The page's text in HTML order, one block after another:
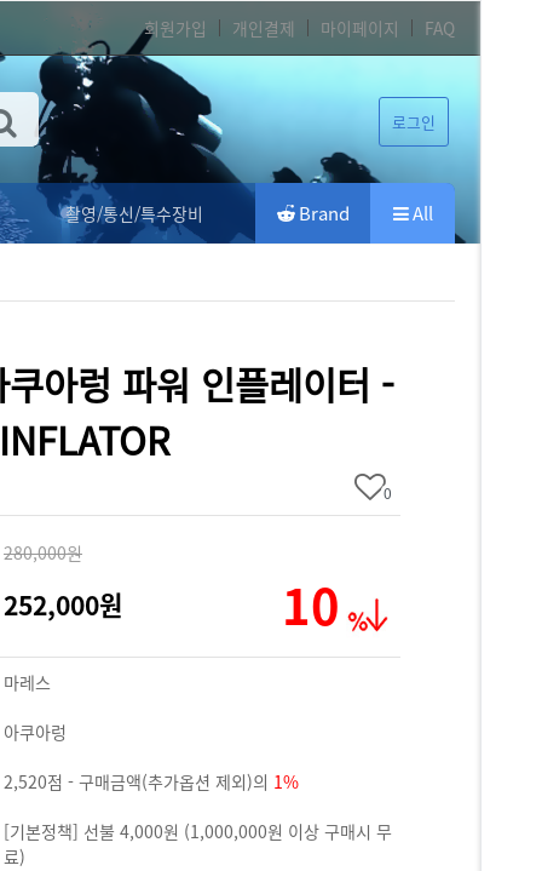
회원가입 개인결제 마이페이지 FAQ
로그인
All
Brand
촬영/통신/특수장비
아렁 파워 인플레이터 -
0
280,000원
252,000원 10
마레스
아쿠아렁
2,520점 - 구매금액(추가옵션 제외)의 1%
[기본정책] 선불 4,000원 (1,000,000원 이상 구매시 무
료)